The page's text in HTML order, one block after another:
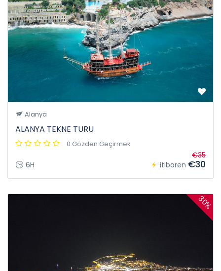
Alanya
ALANYA TEKNE TURU
0 Gözden Geçirmek
6H itibaren
€35
€30
30%